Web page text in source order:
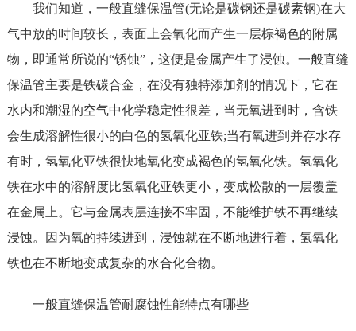
我们知道，一般直缝保温管(无论是碳钢还是碳素钢)在大
气中放的时间较长，表面上会氧化而产生一层棕褐色的附属
物，即通常所说的“锈蚀”，这便是金属产生了浸蚀。一般直缝
保温管主要是铁碳合金，在没有独特添加剂的情况下，它在
水内和潮湿的空气中化学稳定性很差，当无氧进到时，含铁
会生成溶解性很小的白色的氢氧化亚铁;当有氧进到并存水存
有时，氢氧化亚铁很快地氧化变成褐色的氢氧化铁。氢氧化
铁在水中的溶解度比氢氧化亚铁更小，变成松散的一层覆盖
在金属上。它与金属表层连接不牢固，不能维护铁不再继续
浸蚀。因为氧的持续进到，浸蚀就在不断地进行着，氢氧化
铁也在不断地变成复杂的水合化合物。
一般直缝保温管耐腐蚀性能特点有哪些